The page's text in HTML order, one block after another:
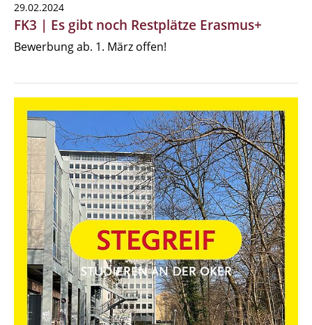
29.02.2024
FK3 | Es gibt noch Restplätze Erasmus+
Bewerbung ab. 1. März offen!